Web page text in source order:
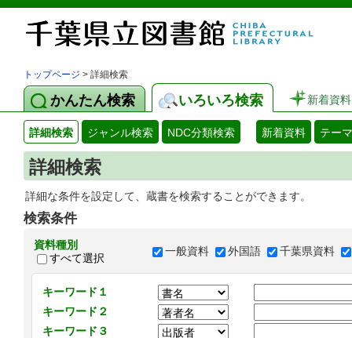
トップページ > 詳細検索
かんたん検索 いろいろ検索 新着資料
詳細検索 ジャンル検索 NDC分類検索 新着資料 テー
詳細検索
詳細な条件を設定して、蔵書を検索することができます。
検索条件
資料種別
すべて選択
一般資料 外国語 千葉県資料
キーワード１
キーワード２
キーワード３